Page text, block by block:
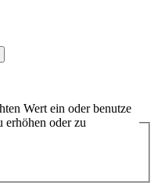
Wert ein oder benutze
erhöhen oder zu